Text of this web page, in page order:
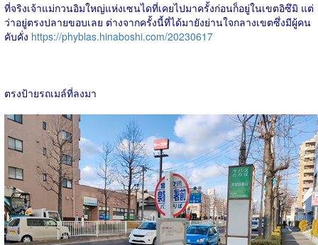
ที่จริงเจ้าแม่กวนอิมใหญ่แห่งเซนไดที่เคยไปมาครั้งก่อนก็อยู่ในเขตอิซึมิ แต่
ว่าอยู่ตรงปลายขอบเลย ต่างจากครั้งนี้ที่ได้มายังย่านใจกลางเขตซึ่งมีผู้คน
คับคั่ง https://phyblas.hinaboshi.com/20230617
ตรงป้ายรถเมล์ที่ลงมา